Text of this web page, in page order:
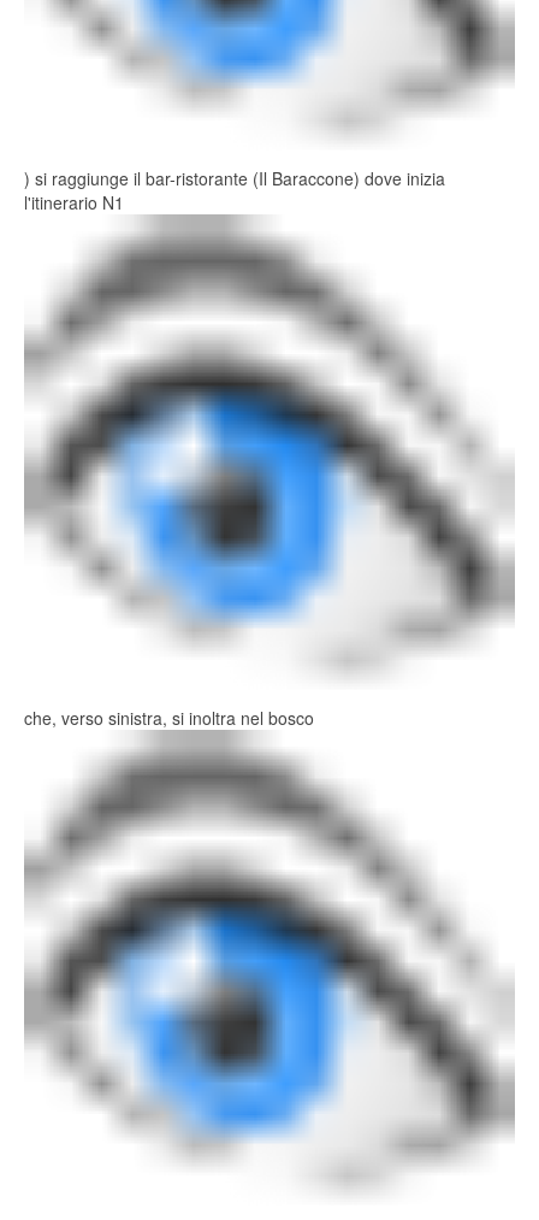
) si raggiunge il bar-ristorante (Il Baraccone) dove inizia
l'itinerario N1
che, verso sinistra, si inoltra nel bosco